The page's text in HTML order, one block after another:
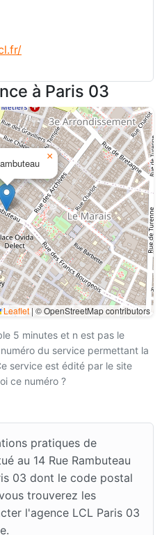
à Paris 03
×
Leaflet | © OpenStreetMap contributors
5 minutes et n est pas le
du service permettant la
service est édité par le site
ce numéro ?
pratiques de
au 14 Rue Rambuteau
03 dont le code postal
trouverez les
l'agence LCL Paris 03